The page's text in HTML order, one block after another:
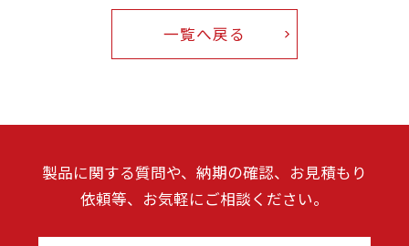
monoduku/製造業のための情報メディア
一覧へ戻る
製品に関する質問や、納期の確認、お見積もり
依頼等、お気軽にご相談ください。